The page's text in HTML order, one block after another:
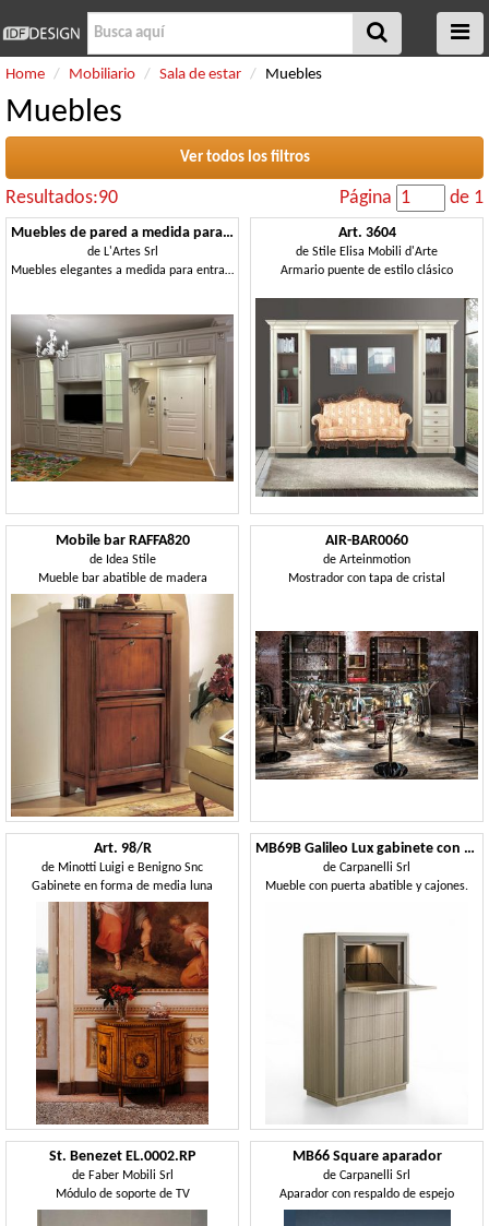
Home Mobiliario Sala de estar Muebles
Muebles
Ver todos los filtros
Resultados:90 Página de 1
Muebles de pared a medida para salón y entrada.
de L'Artes Srl
Muebles elegantes a medida para entrada y salón.
Art. 3604
de Stile Elisa Mobili d'Arte
Armario puente de estilo clásico
Mobile bar RAFFA820
de Idea Stile
Mueble bar abatible de madera
AIR-BAR0060
de Arteinmotion
Mostrador con tapa de cristal
Art. 98/R
de Minotti Luigi e Benigno Snc
Gabinete en forma de media luna
MB69B Galileo Lux gabinete con solapa
de Carpanelli Srl
Mueble con puerta abatible y cajones.
St. Benezet EL.0002.RP
de Faber Mobili Srl
Módulo de soporte de TV
MB66 Square aparador
de Carpanelli Srl
Aparador con respaldo de espejo